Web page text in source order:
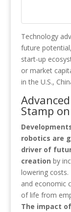
Technology
future
start-up
or market
in the U.S.,
Stamp
robotics are
driver of
creation by
lowering costs.
and economic
of life from
The impact